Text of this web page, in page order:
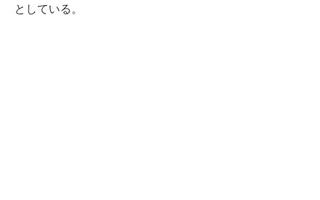
としている。